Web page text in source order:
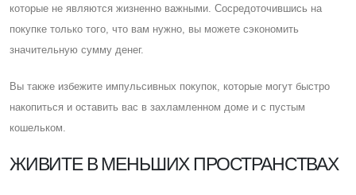
которые не являются жизненно важными. Cосредоточившись на
покупке только того, что вам нужно, вы можете сэкономить
значительную сумму денег.
Вы также избежите импульсивных покупок, которые могут быстро
накопиться и оставить вас в захламленном доме и с пустым
кошельком.
ЖИВИТЕ В МЕНЬШИХ ПРОСТРАНСТВАХ